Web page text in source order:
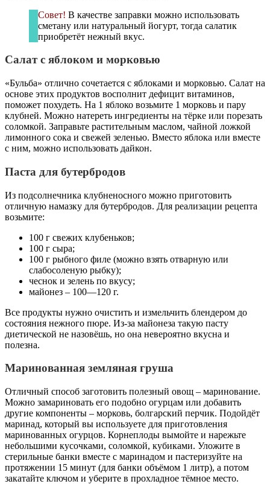
Совет! В качестве заправки можно использовать
сметану или натуральный йогурт, тогда салатик
приобретёт нежный вкус.
Салат с яблоком и морковью
«Бульба» отлично сочетается с яблоками и морковью. Салат на
основе этих продуктов восполнит дефицит витаминов,
поможет похудеть. На 1 яблоко возьмите 1 морковь и пару
клубней. Можно натереть ингредиенты на тёрке или порезать
соломкой. Заправьте растительным маслом, чайной ложкой
лимонного сока и свежей зеленью. Вместо яблока или вместе
с ним, можно использовать дайкон.
Паста для бутербродов
Из подсолнечника клубненосного можно приготовить
отличную намазку для бутербродов. Для реализации рецепта
возьмите:
100 г свежих клубеньков;
100 г сыра;
100 г рыбного филе (можно взять отварную или
слабосоленую рыбку);
чеснок и зелень по вкусу;
майонез – 100—120 г.
Все продукты нужно очистить и измельчить блендером до
состояния нежного пюре. Из-за майонеза такую пасту
диетической не назовёшь, но она невероятно вкусна и
полезна.
Маринованная земляная груша
Отличный способ заготовить полезный овощ – маринование.
Можно замариновать его подобно огурцам или добавить
другие компоненты – морковь, болгарский перчик. Подойдёт
маринад, который вы используете для приготовления
маринованных огурцов. Корнеплоды вымойте и нарежьте
небольшими кусочками, соломкой, кубиками. Уложите в
стерильные банки вместе с маринадом и пастеризуйте на
протяжении 15 минут (для банки объёмом 1 литр), а потом
закатайте ключом и уберите в прохладное тёмное место.